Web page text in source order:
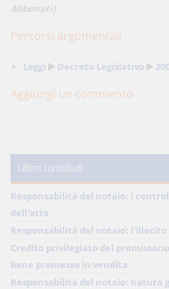
Abbonati)
Percorsi argomentali
Leggi Decreto Legislativo
Aggiungi un commento
Ultimi contributi
Responsabilità del notaio: i
dell'atto
Responsabilità del notaio:
Credito privilegiato del
bene promesso in vendita
Responsabilità del notaio: natura